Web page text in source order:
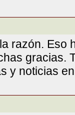
razón. Eso
gracias.
y noticias